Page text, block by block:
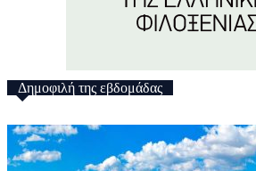
Δημοφιλή της εβδομάδας